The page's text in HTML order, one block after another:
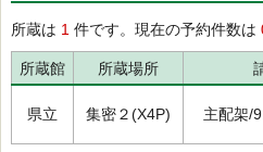
所蔵は 1 件です。現在の予約件数は
所蔵館 所蔵場所
県立 集密２(X4P) 主配架/